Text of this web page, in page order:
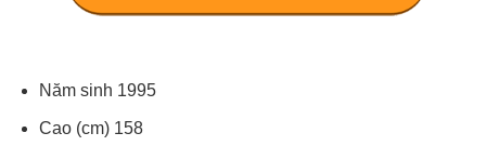
Năm sinh 1995
Cao (cm) 158